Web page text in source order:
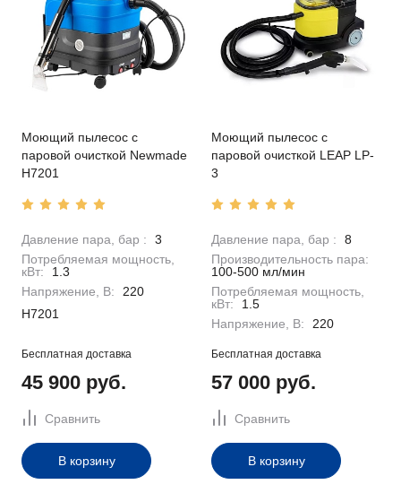
Моющий пылесос с
паровой очисткой Newmade
Н7201
Давление пара, бар :
3
Потребляемая мощность,
кВт:
1.3
Напряжение, В:
220
Н7201
Бесплатная доставка
45 900 руб.
Сравнить
В корзину
Моющий пылесос с
паровой очисткой LEAP LP-
3
Давление пара, бар :
8
Производительность пара:
100-500 мл/мин
Потребляемая мощность,
кВт:
1.5
Напряжение, В:
220
Бесплатная доставка
57 000 руб.
Сравнить
В корзину